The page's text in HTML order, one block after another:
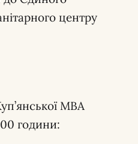
центру
МВА
години: